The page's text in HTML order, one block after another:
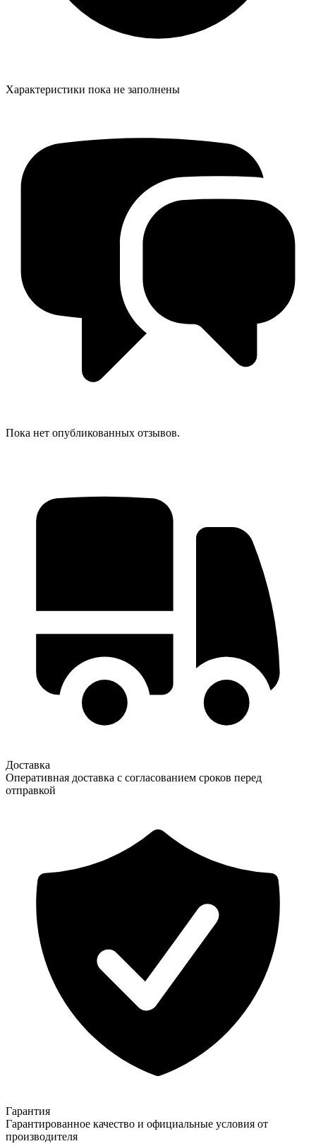
Характеристики пока не заполнены
Пока нет опубликованных отзывов.
Доставка
Оперативная доставка с согласованием сроков перед
отправкой
Гарантия
Гарантированное качество и официальные условия от
производителя